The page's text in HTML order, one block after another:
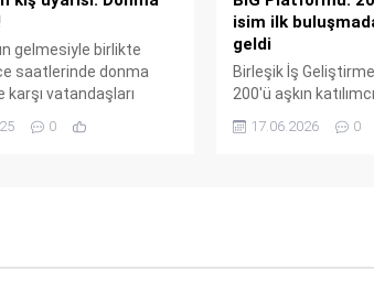
gelmesiyle birlikte
saatlerinde donma
karşı vatandaşları
donma riski
Peki, bu önlemler
0
isim ilk
geldi
Birleşik İş
200'ü aşkın
dünyası, siyaset ve
17.06.2026 0